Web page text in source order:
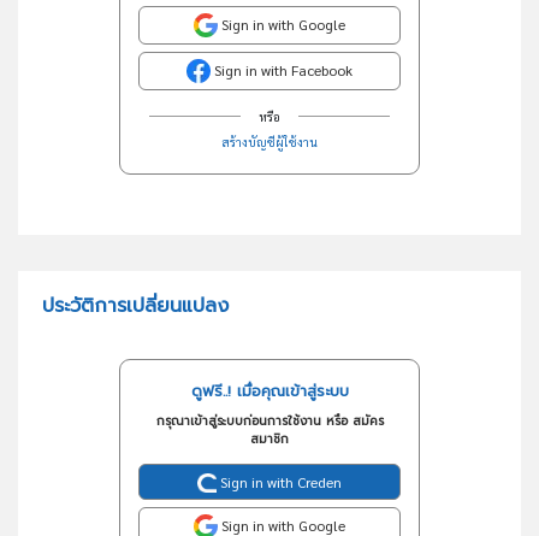
Sign in with Google
Sign in with Facebook
หรือ
สร้างบัญชีผู้ใช้งาน
ประวัติการเปลี่ยนแปลง
ดูฟรี..! เมื่อคุณเข้าสู่ระบบ
กรุณาเข้าสู่ระบบก่อนการใช้งาน หรือ สมัคร
สมาชิก
Sign in with Creden
Sign in with Google